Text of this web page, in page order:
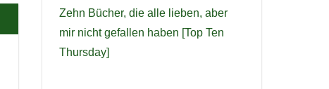
Zehn Bücher, die alle lieben, aber
mir nicht gefallen haben [Top Ten
Thursday]